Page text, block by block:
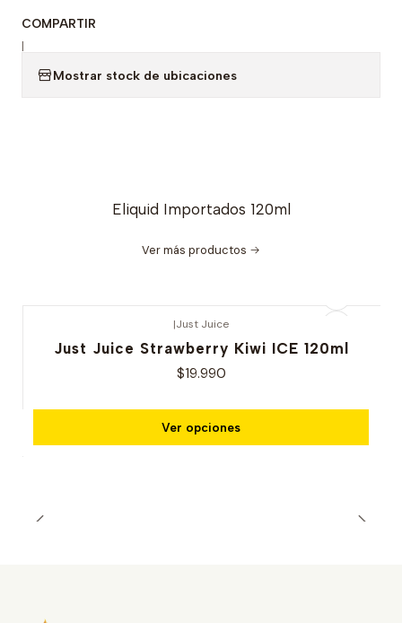
COMPARTIR
|
Mostrar stock de ubicaciones
Eliquid Importados 120ml
Ver más productos
|Just Juice
Just Juice Strawberry Kiwi ICE 120ml
$19.990
Ver opciones